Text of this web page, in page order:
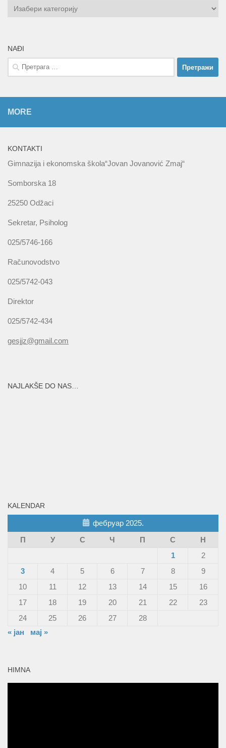
KATEGORIJE
NAĐI
Претрага
за:
MORE
KONTAKTI
Gimnazija i ekonomska škola“Jovan Jovanović Zmaj“
Somborska 18
25250 Odžaci
Sekretar, Psiholog
025/5746-166
Računovodstvo
025/5742-043
Direktor
025/5742-434
gesjjz@gmail.com
NAJLAKŠE DO NAS…
KALENDAR
фебруар 2025.
П
У С Ч П С
Н
1
2
3
4 5 6 7 8
9
10
11 12 13 14 15
16
17
18 19 20 21 22
23
24
25 26 27
28
« јан
мај »
HIMNA